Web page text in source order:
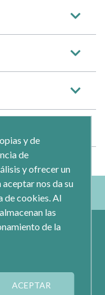
y de
de
y ofrecer un
nos da su
de cookies. Al
las
de la
ACEPTAR